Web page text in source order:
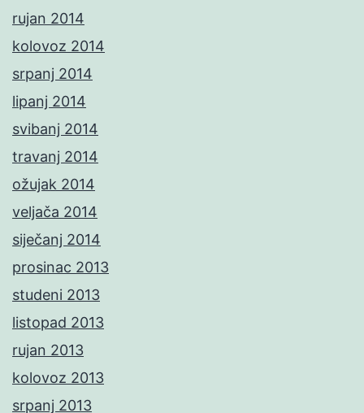
rujan 2014
kolovoz 2014
srpanj 2014
lipanj 2014
svibanj 2014
travanj 2014
ožujak 2014
veljača 2014
siječanj 2014
prosinac 2013
studeni 2013
listopad 2013
rujan 2013
kolovoz 2013
srpanj 2013